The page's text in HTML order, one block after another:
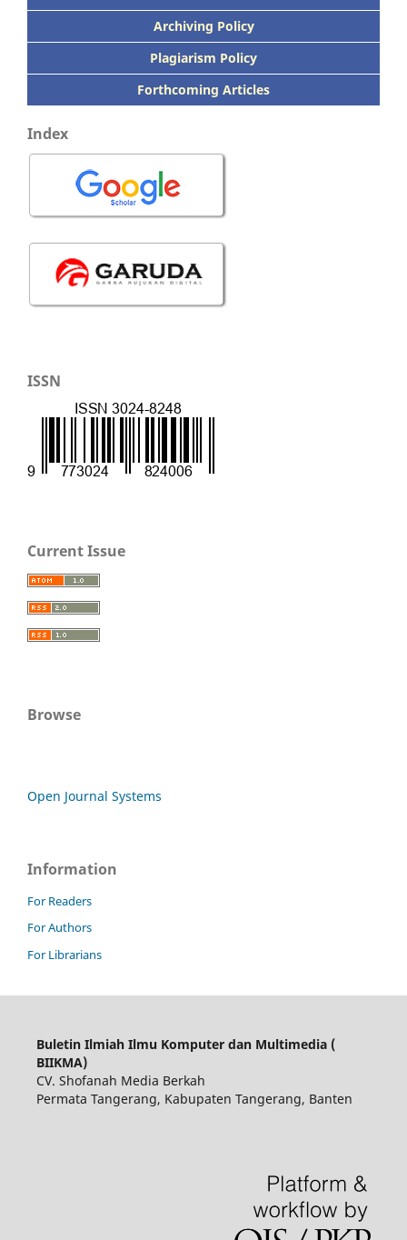
Archiving Policy
Plagiarism Policy
Forthcoming Articles
Index
ISSN
Current Issue
Browse
Open Journal Systems
Information
For Readers
For Authors
For Librarians
Buletin Ilmiah Ilmu Komputer dan Multimedia (
BIIKMA)
CV. Shofanah Media Berkah
Permata Tangerang, Kabupaten Tangerang, Banten